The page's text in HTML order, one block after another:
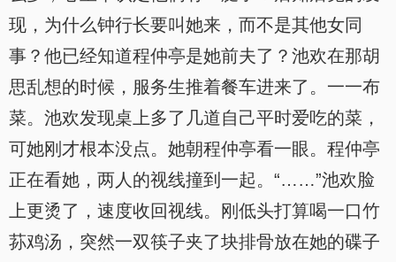
现，为什么钟行长要叫她来，而不是其他女同
事？他已经知道程仲亭是她前夫了？池欢在那胡
思乱想的时候，服务生推着餐车进来了。一一布
菜。池欢发现桌上多了几道自己平时爱吃的菜，
可她刚才根本没点。她朝程仲亭看一眼。程仲亭
正在看她，两人的视线撞到一起。“……”池欢脸
上更烫了，速度收回视线。刚低头打算喝一口竹
荪鸡汤，突然一双筷子夹了块排骨放在她的碟子